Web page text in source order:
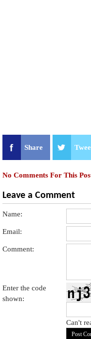
Share
No Comments For This
Leave a Comment
Name:
Email:
Comment:
Enter the code
shown:
Can't